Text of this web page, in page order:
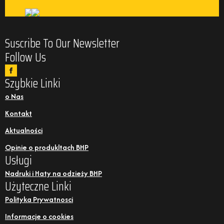
Suscribe To Our Newsletter
Follow Us
Szybkie Linki
o Nas
Kontakt
Aktualności
Opinie o produkltach BHP
Usługi
Nadruki i Haty na odzieży BHP
Użyteczne Linki
Polityka Prywatnosci
Informacje o cookies